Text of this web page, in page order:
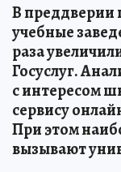
В
учебные
раза
Госуслуг.
с интересом
сервису
При этом
вызывают